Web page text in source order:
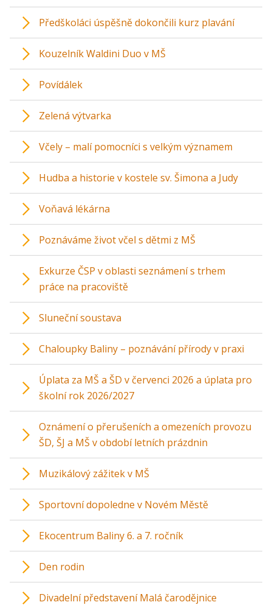
Předškoláci úspěšně dokončili kurz plavání
Kouzelník Waldini Duo v MŠ
Povídálek
Zelená výtvarka
Včely – malí pomocníci s velkým významem
Hudba a historie v kostele sv. Šimona a Judy
Voňavá lékárna
Poznáváme život včel s dětmi z MŠ
Exkurze ČSP v oblasti seznámení s trhem
práce na pracoviště
Sluneční soustava
Chaloupky Baliny – poznávání přírody v praxi
Úplata za MŠ a ŠD v červenci 2026 a úplata pro
školní rok 2026/2027
Oznámení o přerušeních a omezeních provozu
ŠD, ŠJ a MŠ v období letních prázdnin
Muzikálový zážitek v MŠ
Sportovní dopoledne v Novém Městě
Ekocentrum Baliny 6. a 7. ročník
Den rodin
Divadelní představení Malá čarodějnice